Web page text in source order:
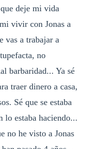
deje mi vida
vivir con Jonas a
vas a trabajar a
no
barbaridad... Ya sé
traer dinero a casa,
Sé que se estaba
lo estaba haciendo...
no he visto a Jonas